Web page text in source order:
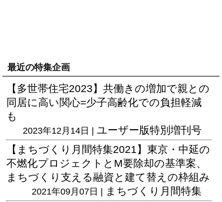
最近の特集企画
【多世帯住宅2023】共働きの増加で親との
同居に高い関心=少子高齢化での負担軽減
も
2023年12月14日 | ユーザー版特別増刊号
【まちづくり月間特集2021】東京・中延の
不燃化プロジェクトとM要除却の基準案、
まちづくり支える融資と建て替えの枠組み
2021年09月07日 |
まちづくり月間特集